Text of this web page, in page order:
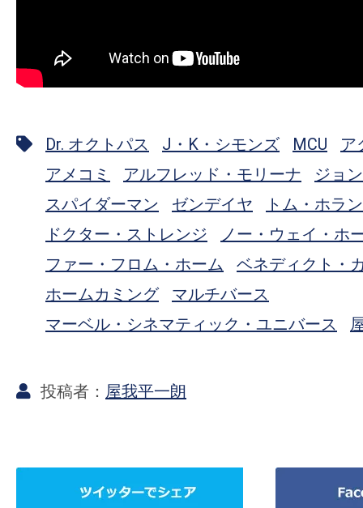
Dr. オクトパス J・K・シモンズ MCU
ア
アメコミ
アルフレッド・モリーナ
ジョ
スパイダーマン
ゼンデイヤ
トム・ホラ
ドクター・ストレンジ
ノー・ウェイ・ホ
ファー・フロム・ホーム
ベネディクト・
ホームカミング
マルチバース
マーベル・シネマティック・ユニバース
屋我平一朗